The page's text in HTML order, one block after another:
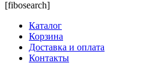
[fibosearch]
Каталог
Корзина
Доставка и оплата
Контакты